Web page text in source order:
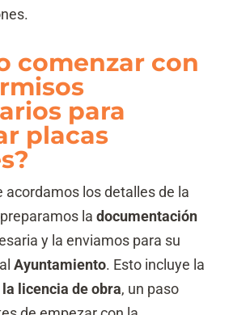
comenzar con
para
placas
acordamos los detalles de la
la documentación
y la enviamos para su
Ayuntamiento. Esto incluye la
licencia de obra, un paso